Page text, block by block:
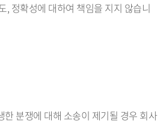
, 정확성에 대하여 책임을 지지 않습니
한 분쟁에 대해 소송이 제기될 경우 회사